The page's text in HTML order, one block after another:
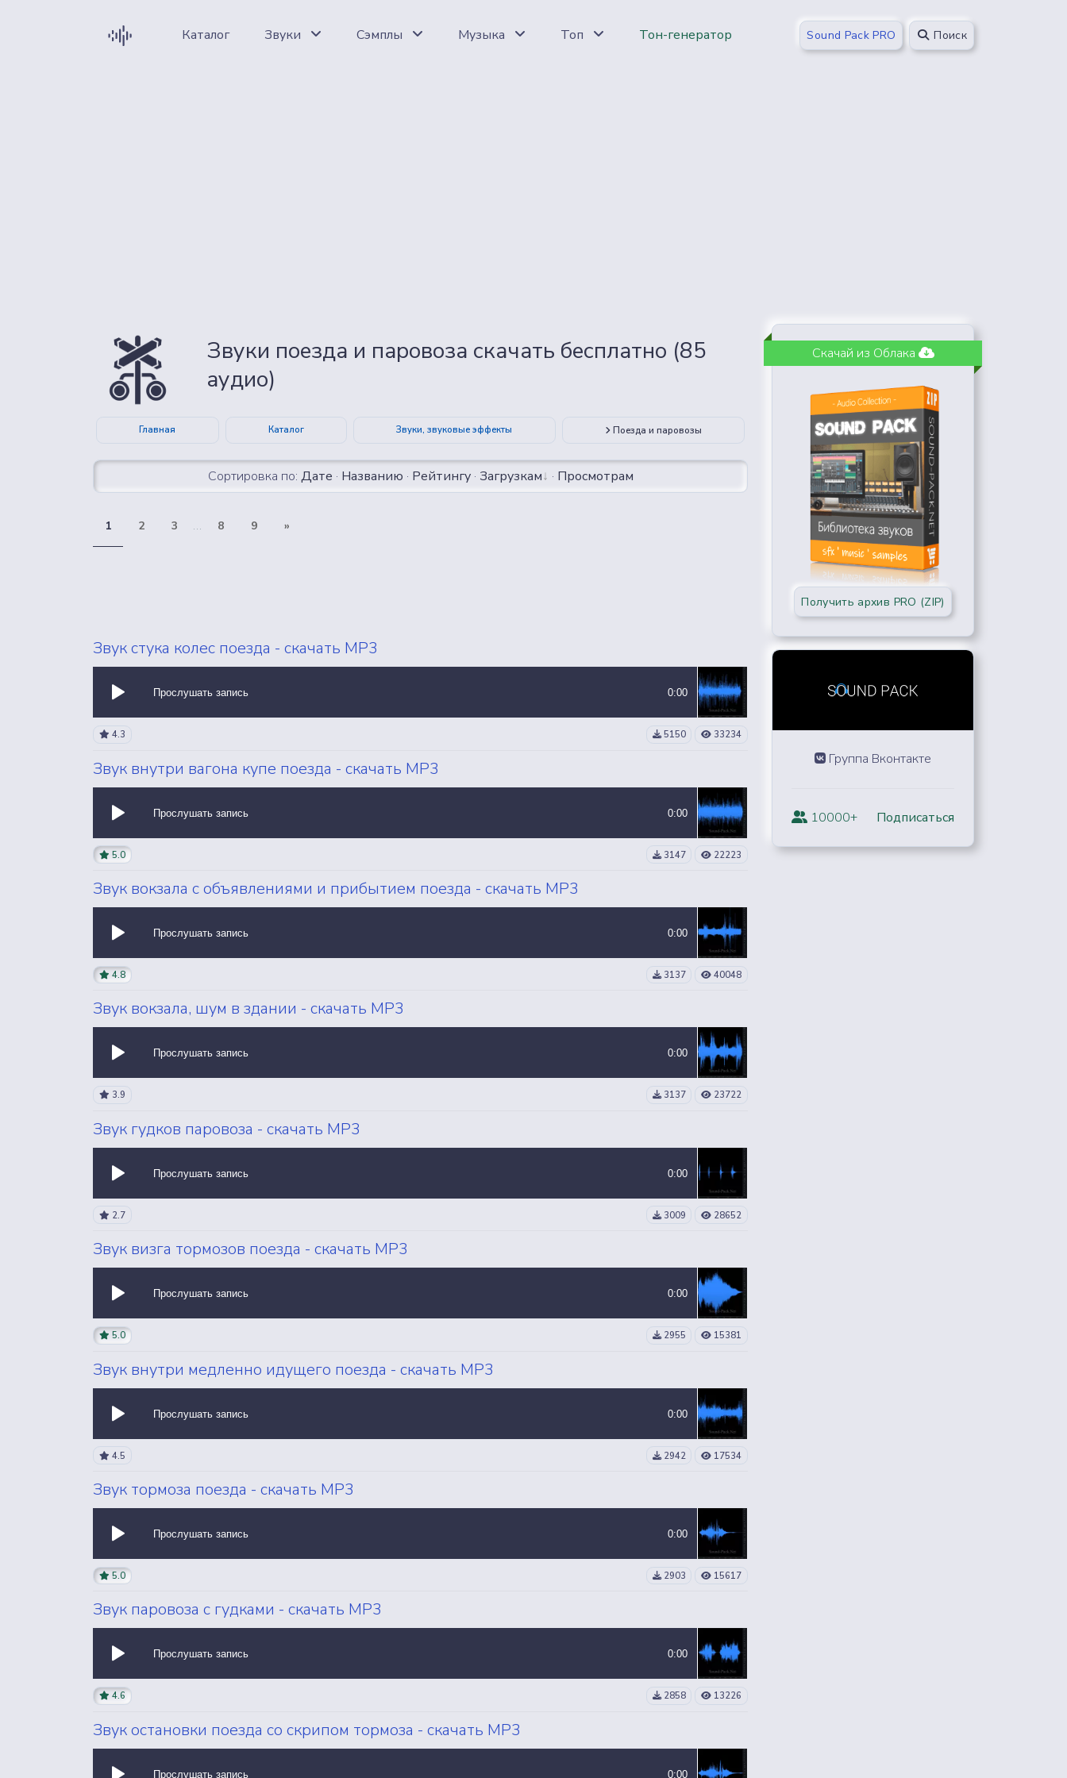
Каталог Звуки
ВСЕ ЗВУКИ
Сэмплы
ВСЕ СЭМПЛЫ
Музыка
ВСЕ MP3 ТРЕКИ
Топ Тон-генератор Sound Pack PRO Поиск
Звуки поезда и паровоза скачать бесплатно (85
аудио)
Главная Каталог Звуки, звуковые эффекты Поезда и паровозы
Сортировка по: Дате · Названию · Рейтингу· Загрузкам · Просмотрам
1 2 3 ... 8 9 »
Звук стука колес поезда - скачать MP3
Прослушать запись 0:00
4.3 5150 33234
Звук внутри вагона купе поезда - скачать MP3
Прослушать запись 0:00
5.0 3147 22223
Звук вокзала с объявлениями и прибытием поезда - скачать MP3
Прослушать запись 0:00
4.8 3137 40048
Звук вокзала, шум в здании - скачать MP3
Прослушать запись 0:00
3.9 3137 23722
Звук гудков паровоза - скачать MP3
Прослушать запись 0:00
2.7 3009 28652
Звук визга тормозов поезда - скачать MP3
Прослушать запись 0:00
5.0 2955 15381
Звук внутри медленно идущего поезда - скачать MP3
Прослушать запись 0:00
4.5 2942 17534
Звук тормоза поезда - скачать MP3
Прослушать запись 0:00
5.0 2903 15617
Звук паровоза с гудками - скачать MP3
Прослушать запись 0:00
4.6 2858 13226
Звук остановки поезда со скрипом тормоза - скачать MP3
Прослушать запись 0:00
Скачай из Облака
Получить архив PRO (ZIP)
Группа Вконтакте
10000+ Подписаться